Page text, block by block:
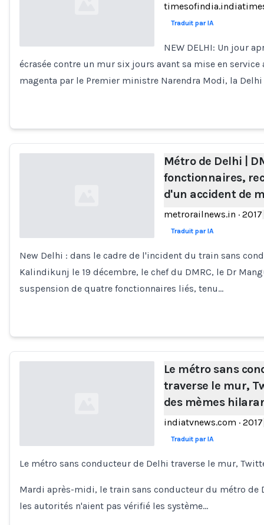
Traduit par IA
NEW DELHI: Un jour
écrasée contre un mur six jours avant sa mise en
magenta par le Premier ministre Narendra Modi, la
Métro de Delhi |
fonctionnaires,
d'un accident de
metrorailnews.in · 2017
Traduit par IA
New Delhi : dans le cadre de l'incident du train sans
Kalindikunj le 19 décembre, le chef du DMRC, le Dr
suspension de quatre fonctionnaires liés, tenu…
Le métro sans
traverse le mur,
des mèmes
indiatvnews.com · 2017
Traduit par IA
Le métro sans conducteur de Delhi traverse le mur,
Mardi après-midi, le train sans conducteur du métro de
les autorités n'aient pas vérifié les système…